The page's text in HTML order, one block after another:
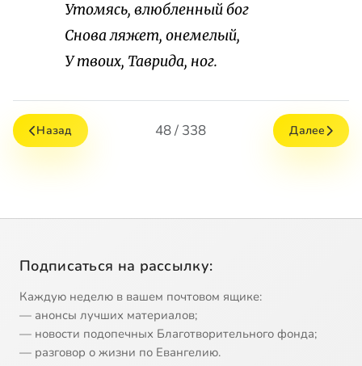
Утомясь, влюбленный бог
Снова ляжет, онемелый,
У твоих, Таврида, ног.
Назад 48 / 338 Далее
Подписаться на рассылку:
Каждую неделю в вашем почтовом ящике:
— анонсы лучших материалов;
— новости подопечных Благотворительного фонда;
— разговор о жизни по Евангелию.